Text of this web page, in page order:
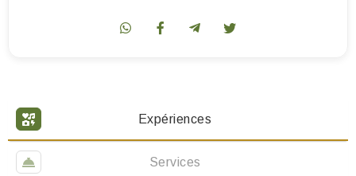
Expériences
Services